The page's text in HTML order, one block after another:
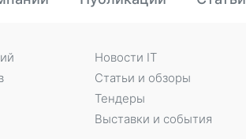
Новости IT
Статьи и обзоры
Тендеры
Выставки и события